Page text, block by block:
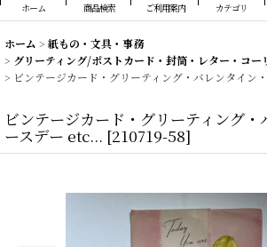
ホーム 商品検索 ご利用案内 カテゴリ
ホーム > 紙もの・文具・事務
> グリーティング/ポストカード・封筒・レター・コー
> ビンテージカード・グリーティング・バレンタイン
ビンテージカード・グリーティング・
ースデー etc... [210719-58]